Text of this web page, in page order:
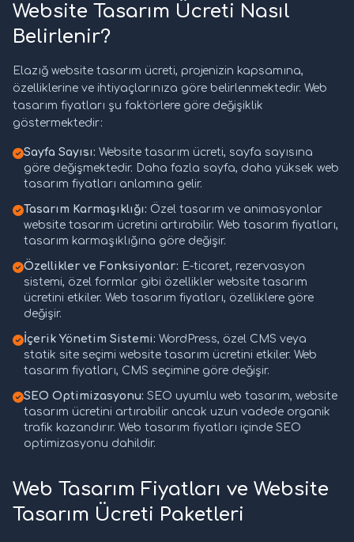
Website Tasarım Ücreti Nasıl
Belirlenir?
Elazığ website tasarım ücreti, projenizin kapsamına,
özelliklerine ve ihtiyaçlarınıza göre belirlenmektedir. Web
tasarım fiyatları şu faktörlere göre değişiklik
göstermektedir:
Sayfa Sayısı: Website tasarım ücreti, sayfa sayısına
göre değişmektedir. Daha fazla sayfa, daha yüksek web
tasarım fiyatları anlamına gelir.
Tasarım Karmaşıklığı: Özel tasarım ve animasyonlar
website tasarım ücretini artırabilir. Web tasarım fiyatları,
tasarım karmaşıklığına göre değişir.
Özellikler ve Fonksiyonlar: E-ticaret, rezervasyon
sistemi, özel formlar gibi özellikler website tasarım
ücretini etkiler. Web tasarım fiyatları, özelliklere göre
değişir.
İçerik Yönetim Sistemi: WordPress, özel CMS veya
statik site seçimi website tasarım ücretini etkiler. Web
tasarım fiyatları, CMS seçimine göre değişir.
SEO Optimizasyonu: SEO uyumlu web tasarım, website
tasarım ücretini artırabilir ancak uzun vadede organik
trafik kazandırır. Web tasarım fiyatları içinde SEO
optimizasyonu dahildir.
Web Tasarım Fiyatları ve Website
Tasarım Ücreti Paketleri